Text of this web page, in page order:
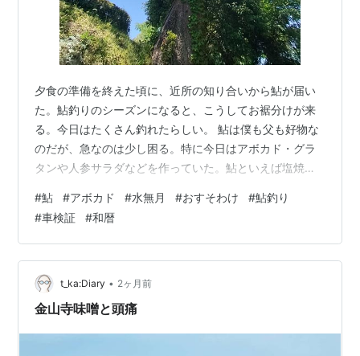
夕食の準備を終えた頃に、近所の知り合いから鮎が届い
た。鮎釣りのシーズンになると、こうしてお裾分けが来
る。今日はたくさん釣れたらしい。 鮎は僕も父も好物な
のだが、急なのは少し困る。特に今日はアボカド・グラ
タンや人参サラダなどを作っていた。鮎といえば塩焼き
タンという創作料理を夢想したが、もちろん作らない。
まいにち鳥びより (ポラリスCOMICS) 作者:鳶田ハジメ
フレックスコミックス Amazon まいにち鳥びより(2) (ポ
ラリスCOMICS) 作者:鳶田ハジメ フレックスコミックス
Amazon 幸いなことに、鮎は下ごしらえも、焼きあげる
の…
#鮎 #アボカド #水無月 #おすそわけ #鮎釣り
#車検証 #和暦
t_ka:Diary • 2ヶ月前
金山寺味噌と頭痛